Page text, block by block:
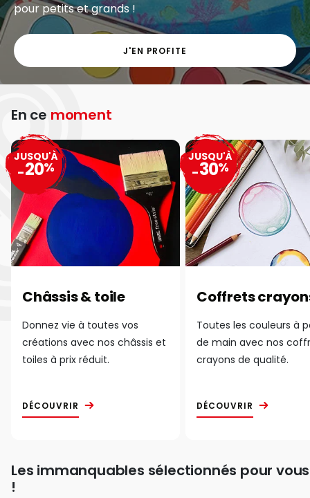
pour petits et grands !
J'EN PROFITE
En ce moment
Châssis & toile
Donnez vie à toutes vos
créations avec nos châssis et
toiles à prix réduit.
DÉCOUVRIR
JUSQU'À
-20%
Coffrets
Toutes les couleurs à
de main avec nos
crayons de qualité.
DÉCOUVRIR
JUSQU'À
-30%
Les immanquables sélectionnés pour vous
!